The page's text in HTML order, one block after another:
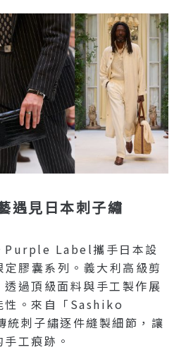
遇見日本刺子繡
Purple Label攜手日本設
膠囊系列。義大利高級剪
過頂級面料與手工製作展
性。來自「Sashiko
統刺子繡逐件縫製細節，讓
工痕跡。